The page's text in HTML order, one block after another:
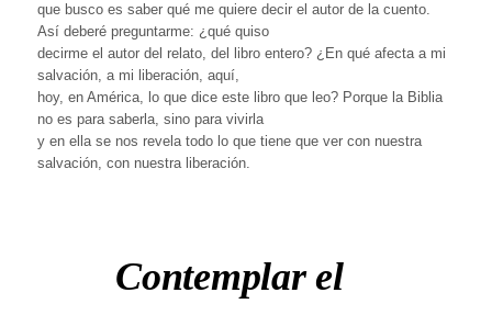
que busco es saber qué me quiere decir el autor de la cuento.
Así deberé preguntarme: ¿qué quiso
decirme el autor del relato, del libro entero? ¿En qué afecta a mi
salvación, a mi liberación, aquí,
hoy, en América, lo que dice este libro que leo? Porque la Biblia
no es para saberla, sino para vivirla
y en ella se nos revela todo lo que tiene que ver con nuestra
salvación, con nuestra liberación.